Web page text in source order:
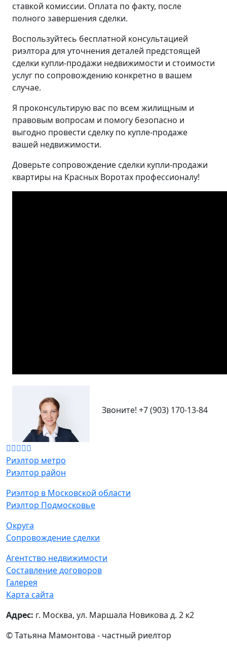
ставкой комиссии. Оплата по факту, после
полного завершения сделки.
Воспользуйтесь бесплатной консультацией
риэлтора для уточнения деталей предстоящей
сделки купли-продажи недвижимости и стоимости
услуг по сопровождению конкретно в вашем
случае.
Я проконсультирую вас по всем жилищным и
правовым вопросам и помогу безопасно и
выгодно провести сделку по купле-продаже
вашей недвижимости.
Доверьте сопровождение сделки купли-продажи
квартиры на Красных Воротах профессионалу!
Звоните! +7 (903) 170-13-84
Риэлтор метро
Риэлтор район
Риэлтор в Московской области
Риэлтор Подмосковье
Округа
Сопровождение сделки
Агентство недвижимости
Составление договоров
Галерея
Карта сайта
Адрес: г. Москва, ул. Маршала Новикова д. 2 к2
© Татьяна Мамонтова - частный риелтор